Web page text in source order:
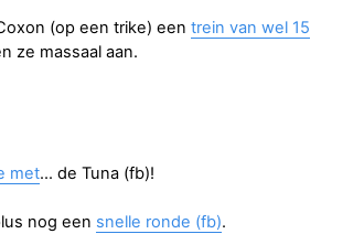
(op een trike) een trein van wel 15
ze massaal aan.
met... de Tuna (fb)!
nog een snelle ronde (fb).